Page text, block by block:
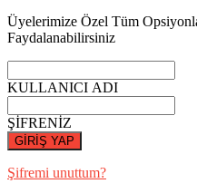
Üyelerimize Özel Tüm
Faydalanabilirsiniz
KULLANICI ADI
ŞİFRENİZ
GİRİŞ YAP
Şifremi unuttum?